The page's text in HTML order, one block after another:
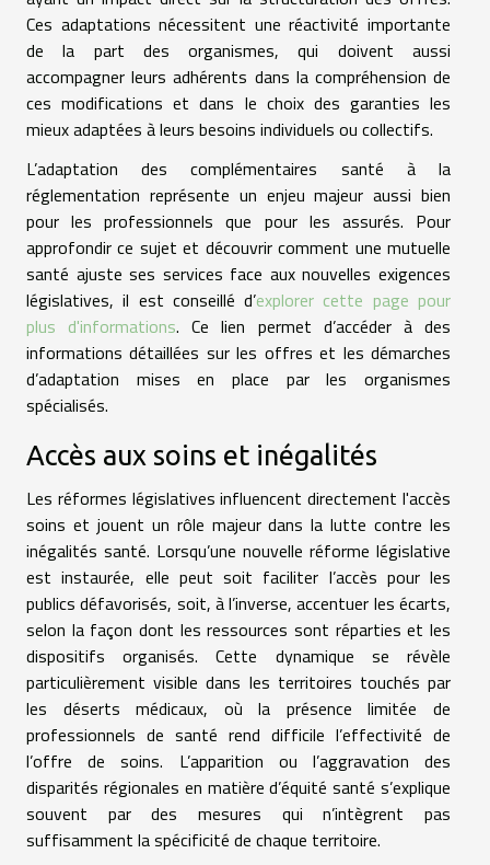
Ces adaptations nécessitent une réactivité importante
de la part des organismes, qui doivent aussi
accompagner leurs adhérents dans la compréhension de
ces modifications et dans le choix des garanties les
mieux adaptées à leurs besoins individuels ou collectifs.
L’adaptation des complémentaires santé à la
réglementation représente un enjeu majeur aussi bien
pour les professionnels que pour les assurés. Pour
approfondir ce sujet et découvrir comment une mutuelle
santé ajuste ses services face aux nouvelles exigences
législatives, il est conseillé d’explorer cette page pour
plus d'informations. Ce lien permet d’accéder à des
informations détaillées sur les offres et les démarches
d’adaptation mises en place par les organismes
spécialisés.
Accès aux soins et inégalités
Les réformes législatives influencent directement l'accès
soins et jouent un rôle majeur dans la lutte contre les
inégalités santé. Lorsqu’une nouvelle réforme législative
est instaurée, elle peut soit faciliter l’accès pour les
publics défavorisés, soit, à l’inverse, accentuer les écarts,
selon la façon dont les ressources sont réparties et les
dispositifs organisés. Cette dynamique se révèle
particulièrement visible dans les territoires touchés par
les déserts médicaux, où la présence limitée de
professionnels de santé rend difficile l’effectivité de
l’offre de soins. L’apparition ou l’aggravation des
disparités régionales en matière d’équité santé s’explique
souvent par des mesures qui n’intègrent pas
suffisamment la spécificité de chaque territoire.